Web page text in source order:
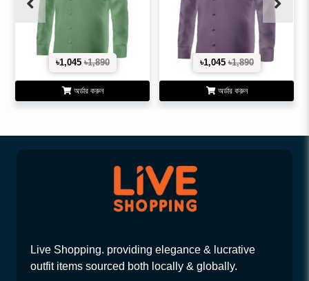
৳1,045৳1,890
অর্ডার করুন
৳1,045৳1,890
অর্ডার করুন
Live Shopping. providing elegance & lucrative
outfit items sourced both locally & globally.